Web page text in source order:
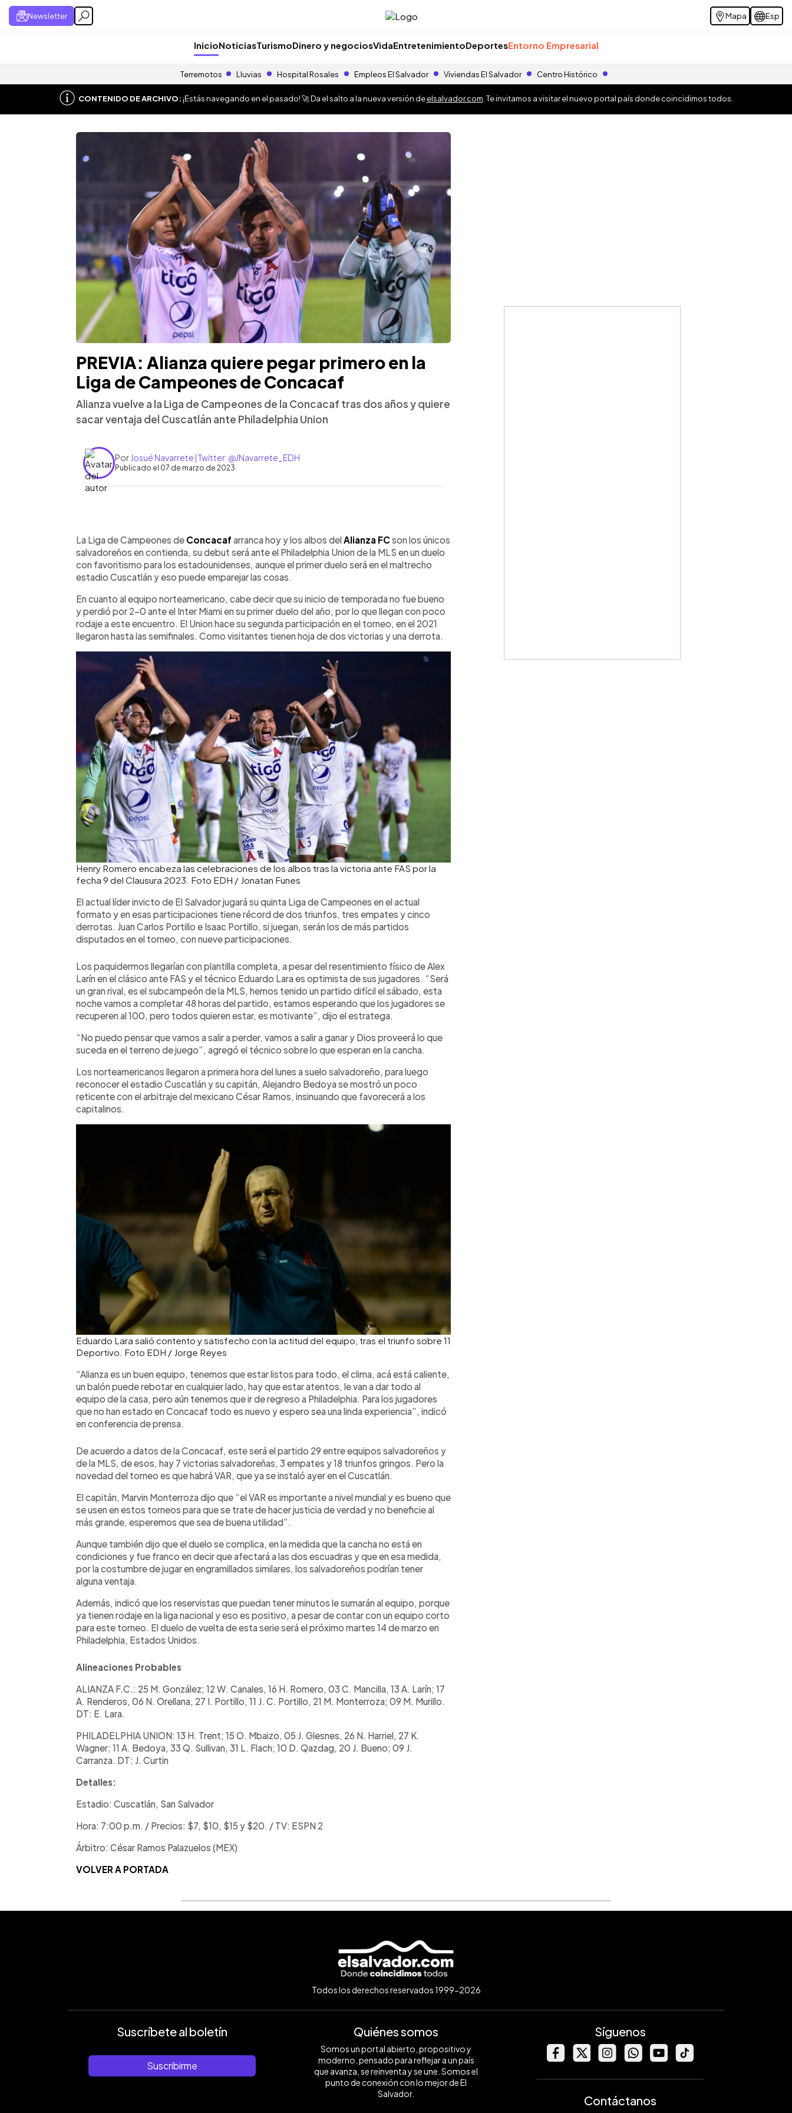
Newsletter Mapa Esp
InicioNoticiasTurismoDinero y negociosVidaEntretenimientoDeportesEntorno Empresarial
Terremotos Lluvias Hospital Rosales Empleos El Salvador Viviendas El Salvador Centro Histórico
CONTENIDO DE ARCHIVO:¡Estás navegando en el pasado! 🚀 Da el salto a la nueva versión deelsalvador.com . Te invitamos a visitar el nuevo portal país donde coincidimos todos.
PREVIA: Alianza quiere pegar primero en la
Liga de Campeones de Concacaf
Alianza vuelve a la Liga de Campeones de la Concacaf tras dos años y quiere
sacar ventaja del Cuscatlán ante Philadelphia Union
Por Josué Navarrete | Twitter: @JNavarrete_EDH
Publicado el 07 de marzo de 2023
► Escuchar artículo
La Liga de Campeones de Concacaf arranca hoy y los albos del Alianza FCson los únicos
salvadoreños en contienda, su debut será ante el Philadelphia Union de la MLS en un duelo
con favoritismo para los estadounidenses, aunque el primer duelo será en el maltrecho
estadio Cuscatlán y eso puede emparejar las cosas.
En cuanto al equipo norteamericano, cabe decir que su inicio de temporada no fue bueno
y perdió por 2-0 ante el Inter Miami en su primer duelo del año, por lo que llegan con poco
rodaje a este encuentro. El Union hace su segunda participación en el torneo, en el 2021
llegaron hasta las semifinales. Como visitantes tienen hoja de dos victorias y una derrota.
Henry Romero encabeza las celebraciones de los albos tras la victoria ante FAS por la
fecha 9 del Clausura 2023. Foto EDH / Jonatan Funes
El actual líder invicto de El Salvador jugará su quinta Liga de Campeones en el actual
formato y en esas participaciones tiene récord de dos triunfos, tres empates y cinco
derrotas. Juan Carlos Portillo e Isaac Portillo, si juegan, serán los de más partidos
disputados en el torneo, con nueve participaciones.
Los paquidermos llegarían con plantilla completa, a pesar del resentimiento físico de Alex
Larín en el clásico ante FAS y el técnico Eduardo Lara es optimista de sus jugadores. “Será
un gran rival, es el subcampeón de la MLS, hemos tenido un partido difícil el sábado, esta
noche vamos a completar 48 horas del partido, estamos esperando que los jugadores se
recuperen al 100, pero todos quieren estar, es motivante”, dijo el estratega.
“No puedo pensar que vamos a salir a perder, vamos a salir a ganar y Dios proveerá lo que
suceda en el terreno de juego”, agregó el técnico sobre lo que esperan en la cancha.
Los norteamericanos llegaron a primera hora del lunes a suelo salvadoreño, para luego
reconocer el estadio Cuscatlán y su capitán, Alejandro Bedoya se mostró un poco
reticente con el arbitraje del mexicano César Ramos, insinuando que favorecerá a los
capitalinos.
Eduardo Lara salió contento y satisfecho con la actitud del equipo, tras el triunfo sobre 11
Deportivo. Foto EDH / Jorge Reyes
“Alianza es un buen equipo, tenemos que estar listos para todo, el clima, acá está caliente,
un balón puede rebotar en cualquier lado, hay que estar atentos, le van a dar todo al
equipo de la casa, pero aún tenemos que ir de regreso a Philadelphia. Para los jugadores
que no han estado en Concacaf todo es nuevo y espero sea una linda experiencia”, indicó
en conferencia de prensa.
De acuerdo a datos de la Concacaf, este será el partido 29 entre equipos salvadoreños y
de la MLS, de esos, hay 7 victorias salvadoreñas, 3 empates y 18 triunfos gringos. Pero la
novedad del torneo es que habrá VAR, que ya se instaló ayer en el Cuscatlán.
El capitán, Marvin Monterroza dijo que “el VAR es importante a nivel mundial y es bueno que
se usen en estos torneos para que se trate de hacer justicia de verdad y no beneficie al
más grande, esperemos que sea de buena utilidad”.
Aunque también dijo que el duelo se complica, en la medida que la cancha no está en
condiciones y fue franco en decir que afectará a las dos escuadras y que en esa medida,
por la costumbre de jugar en engramillados similares, los salvadoreños podrían tener
alguna ventaja.
Además, indicó que los reservistas que puedan tener minutos le sumarán al equipo, porque
ya tienen rodaje en la liga nacional y eso es positivo, a pesar de contar con un equipo corto
para este torneo. El duelo de vuelta de esta serie será el próximo martes 14 de marzo en
Philadelphia, Estados Unidos.
Alineaciones Probables
ALIANZA F.C.: 25 M. González; 12 W. Canales, 16 H. Romero, 03 C. Mancilla, 13 A. Larín; 17
A. Renderos, 06 N. Orellana, 27 I. Portillo, 11 J. C. Portillo, 21 M. Monterroza; 09 M. Murillo.
DT: E. Lara.
PHILADELPHIA UNION: 13 H. Trent; 15 O. Mbaizo, 05 J. Glesnes, 26 N. Harriel, 27 K.
Wagner; 11 A. Bedoya, 33 Q. Sullivan, 31 L. Flach; 10 D. Qazdag, 20 J. Bueno; 09 J.
Carranza. DT: J. Curtin
Detalles:
Estadio: Cuscatlán, San Salvador
Hora: 7:00 p.m. / Precios: $7, $10, $15 y $20. / TV: ESPN 2
Árbitro: César Ramos Palazuelos (MEX)
VOLVER A PORTADA
Todos los derechos reservados 1999-2026
Suscríbete al boletín
Suscribirme
Quiénes somos
Somos un portal abierto, propositivo y
moderno, pensado para reflejar a un país
que avanza, se reinventa y se une. Somos el
punto de conexión con lo mejor de El
Salvador.
Síguenos
Contáctanos